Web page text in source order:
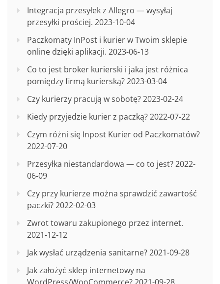
Integracja przesyłek z Allegro — wysyłaj
przesyłki prościej. 2023-10-04
Paczkomaty InPost i kurier w Twoim sklepie
online dzięki aplikacji. 2023-06-13
Co to jest broker kurierski i jaka jest różnica
pomiędzy firmą kurierską?2023-03-04
Czy kurierzy pracują w sobotę?2023-02-24
Kiedy przyjedzie kurier z paczką?2022-07-22
Czym różni się Inpost Kurier od Paczkomatów?
2022-07-20
Przesyłka niestandardowa — co to jest?2022-
06-09
Czy przy kurierze można sprawdzić zawartość
paczki?2022-02-03
Zwrot towaru zakupionego przez internet.
2021-12-12
Jak wysłać urządzenia sanitarne?2021-09-28
Jak założyć sklep internetowy na